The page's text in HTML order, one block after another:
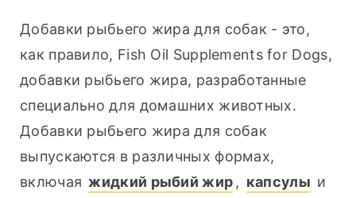
Добавки рыбьего жира для собак - это,
как правило, Fish Oil Supplements for Dogs,
добавки рыбьего жира, разработанные
специально для домашних животных.
Добавки рыбьего жира для собак
выпускаются в различных формах,
включая жидкий рыбий жир , капсулы